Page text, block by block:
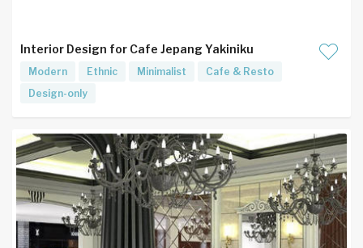
Interior Design for Cafe Jepang Yakiniku
Modern Ethnic Minimalist
Cafe & Resto
Design-only